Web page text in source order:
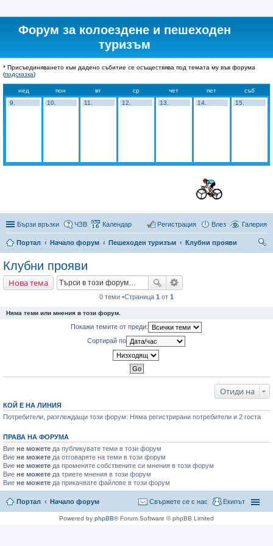
Форум за колоездене и пешеходен
туризъм
* Присъединяването към дадено събитие се осъществява под темата му във форума
(подсказка)
нед пон вт ср чет пет
съб
9.
10. 11. 12. 13. 14. 15.
Бързи връзки Галерия
ЧЗВ Календар Влез
Регистрация
Портал Начало форум Пешеходен туризъм
Клубни прояви
Клубни прояви
Нова тема
0 теми •Страница 1 от 1
Няма теми или мнения в този форум.
Покажи темите от преди:
Сортирай по
Отиди на
КОЙ Е НА ЛИНИЯ
Потребители, разглеждащи този форум: Няма регистрирани потребители и 2 госта
ПРАВА НА ФОРУМА
Вие не можете да публикувате теми в този форум
Вие не можете да отговаряте на теми в този форум
Вие не можете да променяте собствените си мнения в този форум
Вие не можете да триете мнения в този форум
Вие не можете да прикачвате файлове в този форум
Портал Начало форум Екипът
Свържете се с нас
Powered by phpBB® Forum Software © phpBB Limited